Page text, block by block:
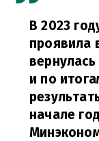
В 2023
проявила
и по
начале